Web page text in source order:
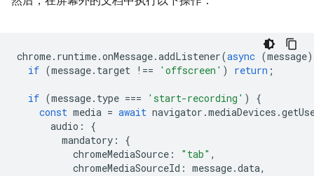
chrome. runtime.onMessage.addListener(async (message)
if (message. target !== 'offscreen' ) return ;
if (message. type === 'start-recording' )
{
const media = await navigator .mediaDevices .
audio :
{
mandatory :
{
chromeMediaSource : "tab" ,
chromeMediaSourceId : message.data,